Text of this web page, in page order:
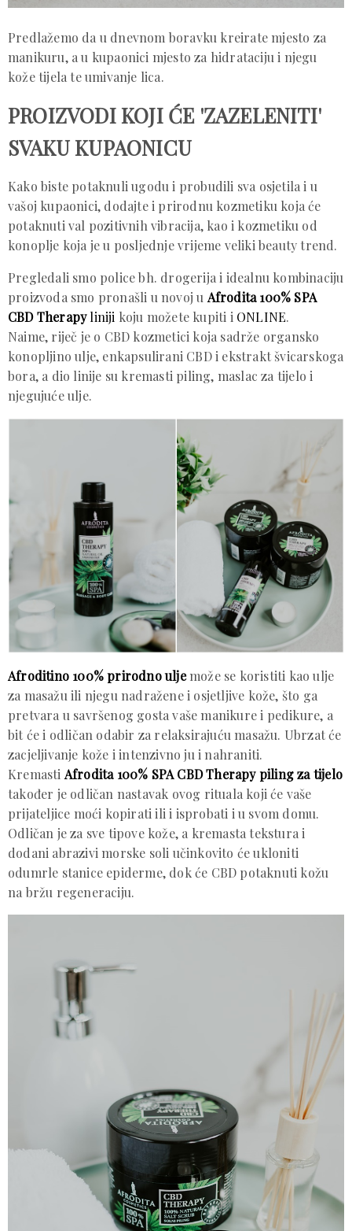
Predlažemo da u dnevnom boravku kreirate mjesto za
manikuru, a u kupaonici mjesto za hidrataciju i njegu
kože tijela te umivanje lica.
PROIZVODI KOJI ĆE 'ZAZELENITI'
SVAKU KUPAONICU
Kako biste potaknuli ugodu i probudili sva osjetila i u
vašoj kupaonici, dodajte i prirodnu kozmetiku koja će
potaknuti val pozitivnih vibracija, kao i kozmetiku od
konoplje koja je u posljednje vrijeme veliki beauty trend.
Pregledali smo police bh. drogerija i idealnu kombinaciju
proizvoda smo pronašli u novoj u Afrodita 100% SPA
CBD Therapyliniji koju možete kupiti i ONLINE.
Naime, riječ je o CBD kozmetici koja sadrže organsko
konopljino ulje, enkapsulirani CBD i ekstrakt švicarskoga
bora, a dio linije su kremasti piling, maslac za tijelo i
njegujuće ulje.
Afroditino 100% prirodno uljemože se koristiti kao ulje
za masažu ili njegu nadražene i osjetljive kože, što ga
pretvara u savršenog gosta vaše manikure i pedikure, a
bit će i odličan odabir za relaksirajuću masažu. Ubrzat će
zacjeljivanje kože i intenzivno ju i nahraniti.
Kremasti Afrodita 100% SPA CBD Therapy piling za tijelo
također je odličan nastavak ovog rituala koji će vaše
prijateljice moći kopirati ili i isprobati i u svom domu.
Odličan je za sve tipove kože, a kremasta tekstura i
dodani abrazivi morske soli učinkovito će ukloniti
odumrle stanice epiderme, dok će CBD potaknuti kožu
na bržu regeneraciju.